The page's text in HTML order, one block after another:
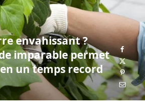
envahissant ?
imparable permet
un temps record